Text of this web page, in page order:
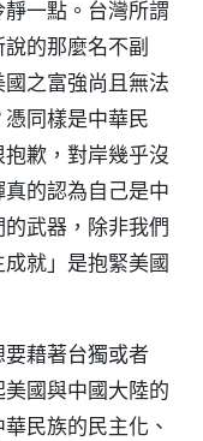
一點。台灣所謂
的那麼名不副
之富強尚且無法
同樣是中華民
歉，對岸幾乎沒
的認為自己是中
武器，除非我們
就」是抱緊美國
藉著台獨或者
美國與中國大陸的
民族的民主化、